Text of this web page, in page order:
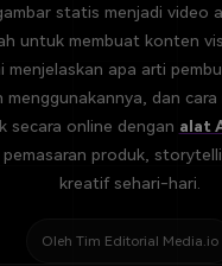
Terbaru
Banyak >>
statis menjadi video
untuk membuat konten
menjelaskan apa arti
menggunakannya, dan
secara online dengan alat
pemasaran produk,
kreatif sehari-hari.
Oleh Tim Editorial Media.io